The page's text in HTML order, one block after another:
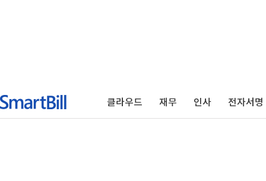
클라우드 재무 인사 전자서명